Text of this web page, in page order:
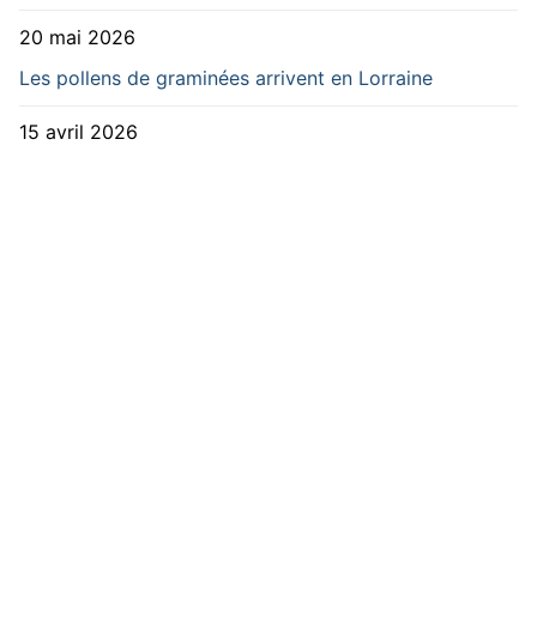
20 mai 2026
Les pollens de graminées arrivent en Lorraine
15 avril 2026